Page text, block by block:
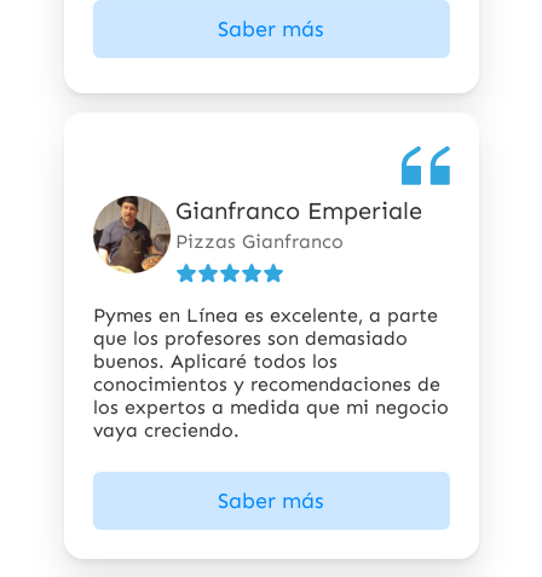
Saber más
Gianfranco Emperiale
Pizzas Gianfranco
5
de
5
Pymes en Línea es excelente, a parte
que los profesores son demasiado
buenos. Aplicaré todos los
conocimientos y recomendaciones de
los expertos a medida que mi negocio
vaya creciendo.
Saber más